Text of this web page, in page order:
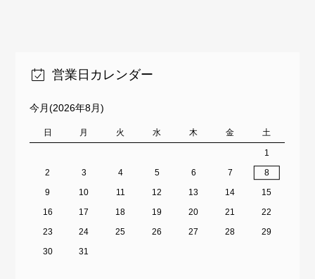
営業日カレンダー
今月(2026年8月)
日 月 火 水 木 金 土
1
2
3 4 5 6 7
8
9
10 11 12 13 14
15
16
17 18 19 20 21
22
23
24 25 26 27 28
29
30
31